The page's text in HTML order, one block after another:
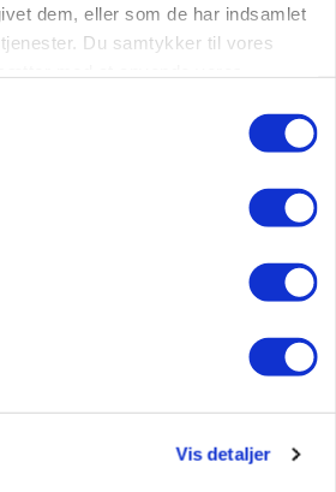
dem, eller som de har indsamlet
Du samtykker til vores
Vis detaljer
Annonce
dykker 23 procent